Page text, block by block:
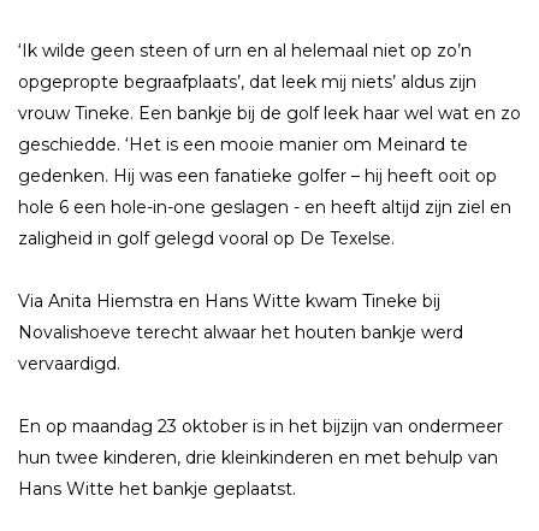
‘Ik wilde geen steen of urn en al helemaal niet op zo’n
opgepropte begraafplaats’, dat leek mij niets’ aldus zijn
vrouw Tineke. Een bankje bij de golf leek haar wel wat en zo
geschiedde. ‘Het is een mooie manier om Meinard te
gedenken. Hij was een fanatieke golfer – hij heeft ooit op
hole 6 een hole-in-one geslagen - en heeft altijd zijn ziel en
zaligheid in golf gelegd vooral op De Texelse.
Via Anita Hiemstra en Hans Witte kwam Tineke bij
Novalishoeve terecht alwaar het houten bankje werd
vervaardigd.
En op maandag 23 oktober is in het bijzijn van ondermeer
hun twee kinderen, drie kleinkinderen en met behulp van
Hans Witte het bankje geplaatst.